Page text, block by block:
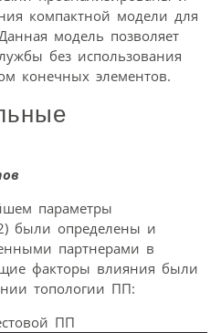
компактной модели для
модель позволяет
без использования
конечных элементов.
параметры
были определены и
партнерами в
факторы влияния были
топологии ПП:
ПП